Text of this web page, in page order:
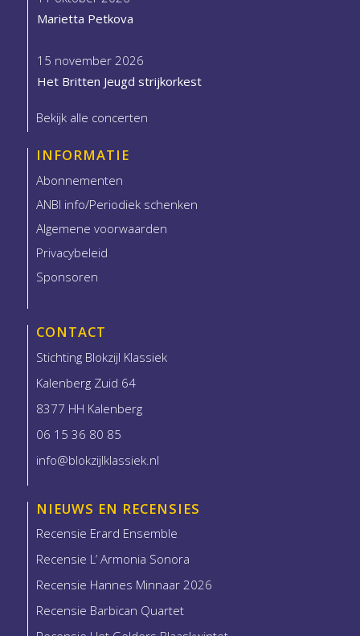
Marietta Petkova
15 november 2026
Het Britten Jeugd strijkorkest
Bekijk alle concerten
INFORMATIE
Abonnementen
ANBI info/Periodiek schenken
Algemene voorwaarden
Privacybeleid
Sponsoren
CONTACT
Stichting Blokzijl Klassiek
Kalenberg Zuid 64
8377 HH Kalenberg
06 15 36 80 85
info@blokzijlklassiek.nl
NIEUWS EN RECENSIES
Recensie Erard Ensemble
Recensie L’ Armonia Sonora
Recensie Hannes Minnaar 2026
Recensie Barbican Quartet